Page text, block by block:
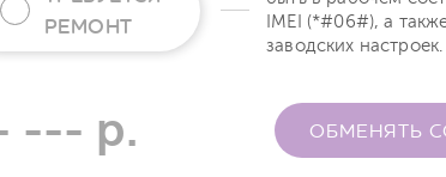
РЕМОНТ
IMEI (*#06#), а
заводских настроек.
--- р. ОБМЕНЯТЬ